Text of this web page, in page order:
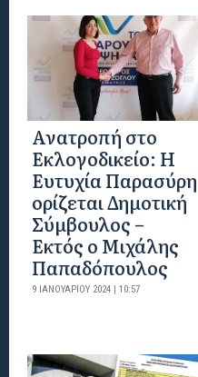
Ανατροπή στο
Εκλογοδικείο: Η
Ευτυχία Παρασύρη
ορίζεται Δημοτική
Σύμβουλος –
Εκτός ο Μιχάλης
Παπαδόπουλος
9 ΙΑΝΟΥΑΡΊΟΥ 2024 | 10:57